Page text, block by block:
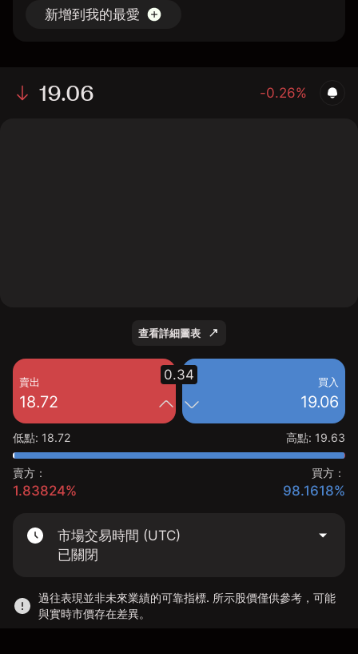
新增到我的最愛
19.06 -0.26%
查看詳細圖表
賣出
18.72
買入
19.06
0.34
低點: 18.72 高點: 19.63
賣方：
1.83824%
買方：
98.1618%
市場交易時間 (UTC)
已關閉
過往表現並非未來業績的可靠指標. 所示股價僅供參考，可能
與實時市價存在差異。